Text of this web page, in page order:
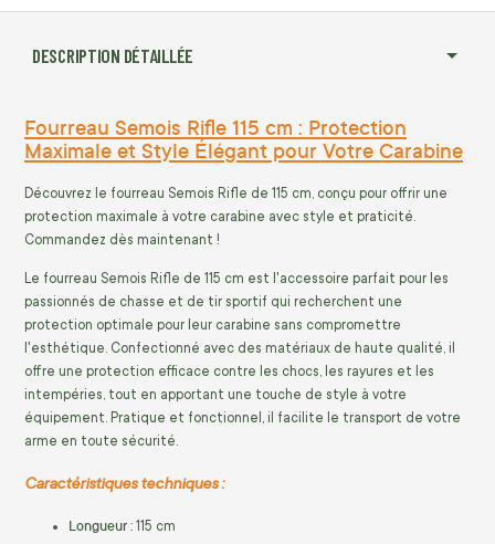
DESCRIPTION DÉTAILLÉE
Fourreau Semois Rifle 115 cm : Protection
Maximale et Style Élégant pour Votre Carabine
Découvrez le fourreau Semois Rifle de 115 cm, conçu pour offrir une
protection maximale à votre carabine avec style et praticité.
Commandez dès maintenant !
Le fourreau Semois Rifle de 115 cm est l'accessoire parfait pour les
passionnés de chasse et de tir sportif qui recherchent une
protection optimale pour leur carabine sans compromettre
l'esthétique. Confectionné avec des matériaux de haute qualité, il
offre une protection efficace contre les chocs, les rayures et les
intempéries, tout en apportant une touche de style à votre
équipement. Pratique et fonctionnel, il facilite le transport de votre
arme en toute sécurité.
Caractéristiques techniques :
Longueur : 115 cm